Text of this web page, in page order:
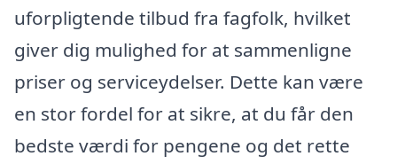
uforpligtende tilbud fra fagfolk, hvilket
giver dig mulighed for at sammenligne
priser og serviceydelser. Dette kan være
en stor fordel for at sikre, at du får den
bedste værdi for pengene og det rette